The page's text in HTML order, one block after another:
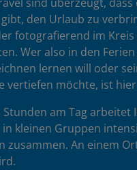
den Urlaub zu
fotografierend im Kreis
Wer also in den
lernen will oder
vertiefen möchte, ist
Stunden am Tag arbeitet
kleinen Gruppen
zusammen. An einem